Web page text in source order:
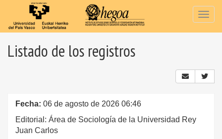
Listado de los registros
Fecha: 06 de agosto de 2026 06:46
Editorial: Área de Sociología de la Universidad Rey
Juan Carlos